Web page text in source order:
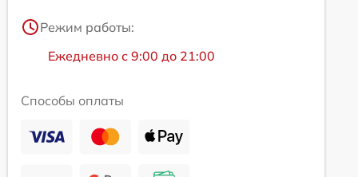
Режим работы:
Ежедневно с 9:00 до 21:00
Способы оплаты